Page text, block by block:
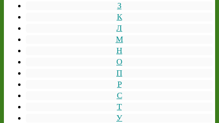
З
К
Л
М
Н
О
П
Р
С
Т
У